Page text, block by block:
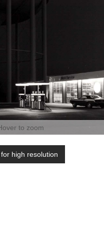
to zoom
high resolution